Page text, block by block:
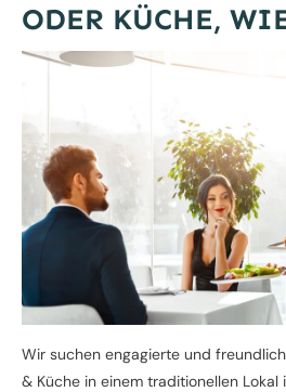
ODER KÜCHE,
Wir suchen engagierte und
& Küche in einem traditionellen Lokal